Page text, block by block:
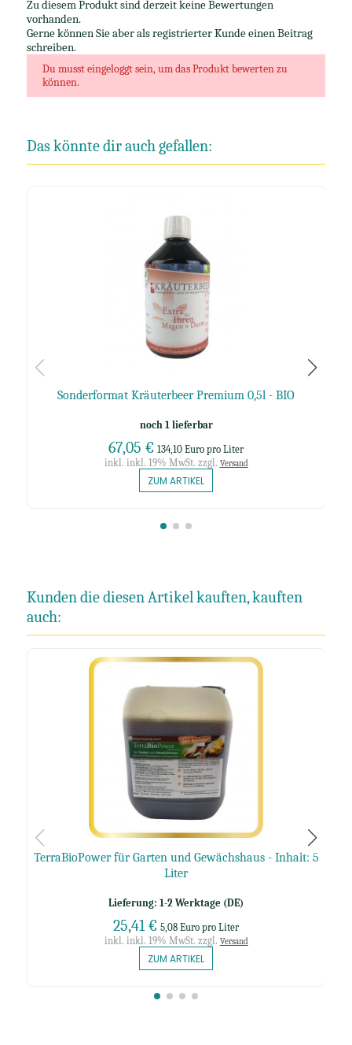
Zu diesem Produkt sind derzeit keine Bewertungen
vorhanden.
Gerne können Sie aber als registrierter Kunde einen Beitrag
schreiben.
Du musst eingeloggt sein, um das Produkt bewerten zu
können.
Das könnte dir auch gefallen:
Sonderformat Kräuterbeer Premium 0,5l - BIO
noch 1 lieferbar
67,05 € 134,10 Euro pro Liter
inkl. inkl. 19% MwSt. zzgl. Versand
ZUM ARTIKEL
Kunden die diesen Artikel kauften, kauften
auch:
TerraBioPower für Garten und Gewächshaus - Inhalt: 5
Liter
Lieferung: 1-2 Werktage (DE)
25,41 € 5,08 Euro pro Liter
inkl. inkl. 19% MwSt. zzgl. Versand
ZUM ARTIKEL